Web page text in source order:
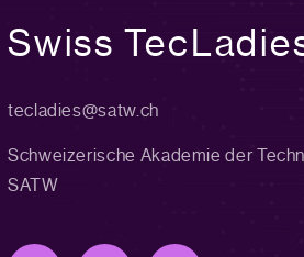
Swiss
tecladies@satw.ch
Schweizerische Akademie der
SATW